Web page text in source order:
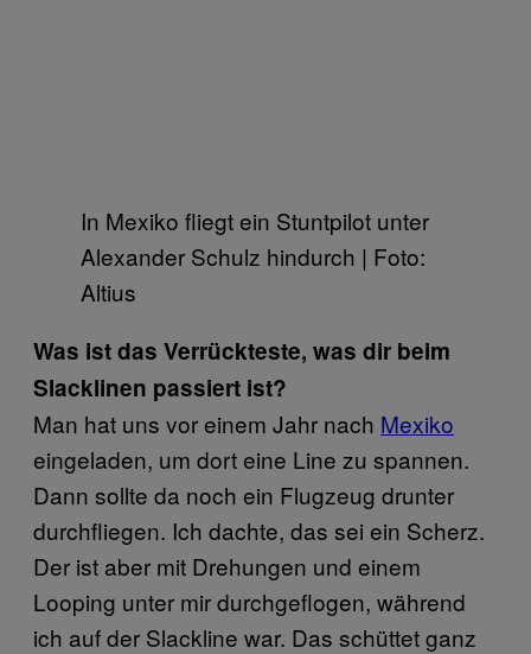
In Mexiko fliegt ein Stuntpilot unter
Alexander Schulz hindurch | Foto:
Altius
Was ist das Verrückteste, was dir beim
Slacklinen passiert ist?
Man hat uns vor einem Jahr nach Mexiko
eingeladen, um dort eine Line zu spannen.
Dann sollte da noch ein Flugzeug drunter
durchfliegen. Ich dachte, das sei ein Scherz.
Der ist aber mit Drehungen und einem
Looping unter mir durchgeflogen, während
ich auf der Slackline war. Das schüttet ganz